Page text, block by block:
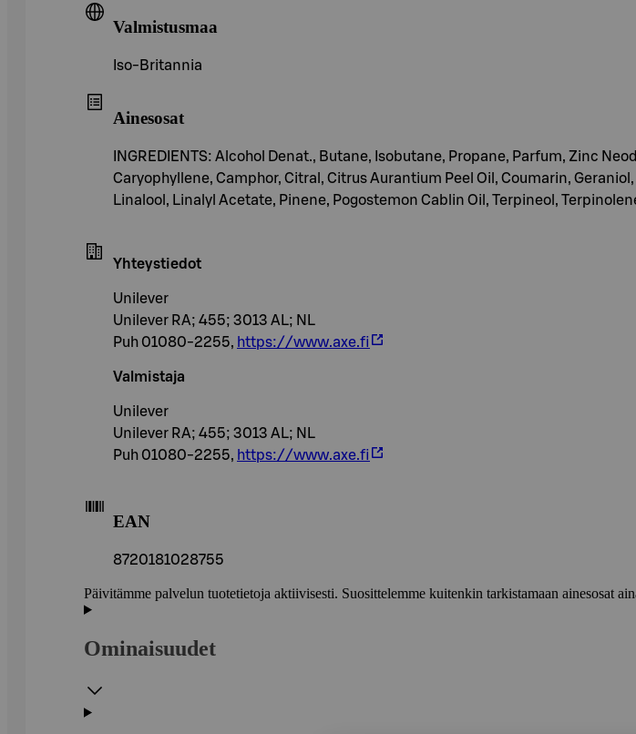
Valmistusmaa
Iso-Britannia
Ainesosat
INGREDIENTS: Alcohol Denat., Butane, Isobutane, Propane, Parfum, Zinc
Caryophyllene, Camphor, Citral, Citrus Aurantium Peel Oil, Coumarin,
Linalool, Linalyl Acetate, Pinene, Pogostemon Cablin Oil, Terpineol,
Yhteystiedot
Unilever
Unilever RA; 455; 3013 AL; NL
Puh 01080-2255, https://www.axe.fi
Valmistaja
Unilever
Unilever RA; 455; 3013 AL; NL
Puh 01080-2255, https://www.axe.fi
EAN
8720181028755
Päivitämme palvelun tuotetietoja aktiivisesti. Suosittelemme kuitenkin tarkistamaan ainesosat
Ominaisuudet